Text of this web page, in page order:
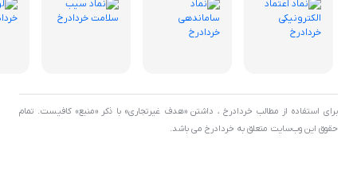
برای استفاده از مطالب خردادرخ ، داشتن «هدف غیرتجاری» با ذکر «منبع» کافیست. تمام
حقوق اين وب‌سايت متعلق به خردادرخ می باشد.